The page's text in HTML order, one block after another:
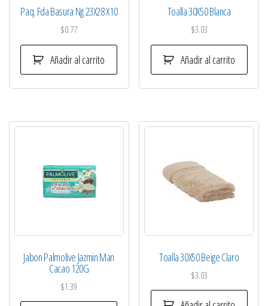
Paq. Fda Basura Ng 23X28 X10
$0.77
Añadir al carrito
Toalla 30X50 Blanca
$3.03
Añadir al carrito
Jabon Palmolive Jazmin Man
Cacao 120G
$1.39
Toalla 30X50 Beige Claro
$3.03